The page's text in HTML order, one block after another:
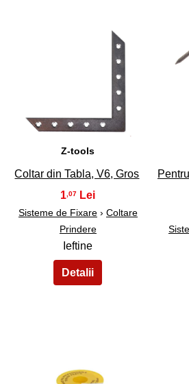
Z-tools
Coltar din Tabla, V6, Gros
1 ,07
Sisteme de Fixare› Coltare
Prindere
Ieftine